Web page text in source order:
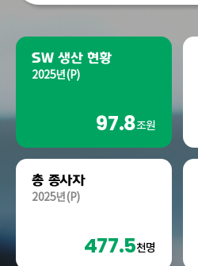
SW 생산 현황
2025년(P)
97.8조원
총 종사자
2025년(P)
477.5천명